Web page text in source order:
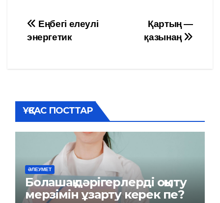
Навигация
по
Қартың —
қазынаң
Еңбегі елеулі
энергетик
ҰҚСАС ПОСТТАР
ӘЛЕУМЕТ
Болашақ дәрігерлерді оқыту
мерзімін ұзарту керек пе?